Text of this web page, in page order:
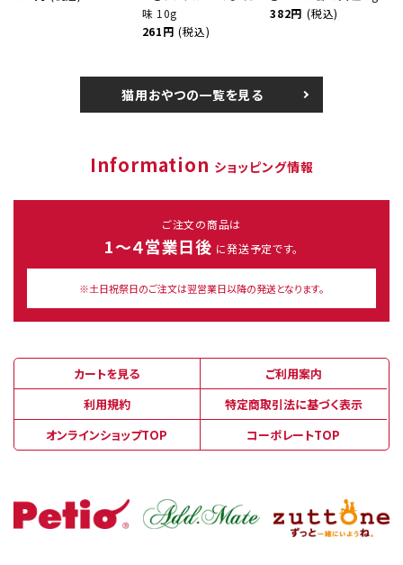
味 10g
261円 (税込)
382円 (税込)
猫用おやつの一覧を見る
Information ショッピング情報
ご注文の商品は
1～４営業日後 に発送予定です。
※土日祝祭日のご注文は翌営業日以降の発送となります。
カートを見る
ご利用案内
利用規約
特定商取引法に基づく表示
オンラインショップTOP
コーポレートTOP